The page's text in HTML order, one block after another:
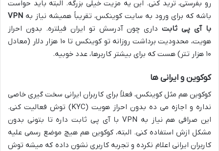
رو بفرستی، ترید کنی. این یه مزیت خیلی بزرگه. البته باید حواست
باشه که برای ورود به سایت کوینکس، تقریباً همیشه نیاز به VPN
با آی پی ثابتداری چون آدرسش تو ایران فیلتره. بدون احراز
هویت، محدودیت برداشت روزانه تو کوینکس تا ۱۰ هزار دلار (معادل
۱۰ هزار تتر) هست که برای بیشتر کاربرها، عدد خوبیه.
کوکوین و ایرانی ها
کوکوین هم مثل کوینکس، فعلاً برای کاربران ایرانی سخت گیری خاصی
نداره و اجازه می ده بدون احراز هویت (KYC) توش فعالیت کنی.
این صرافی هم نیاز به VPN با آی پی ثابت داره تا بتونی بدون
مشکل ازش استفاده کنی. البته، کوکوین هم هیچ موضع رسمی علیه
کاربران ایرانی اعلام نکرده و تجربه کاربری نشون داده که میشه توش